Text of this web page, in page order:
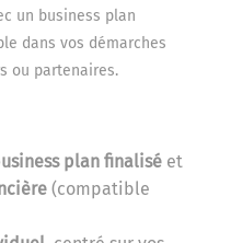
un business plan
dans vos démarches
ou partenaires.
plan finalisé et
(compatible